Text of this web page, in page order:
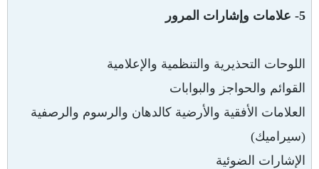
5- علامات وإشارات المرور
اللوحات التحذيرية والتنظمية والإعلامية
القوائم والحواجز والبوابات
العلامات الأفقية والأرضية كالدهان والرسوم والرصفية
(سيراميك)
الإشارات الضوئية